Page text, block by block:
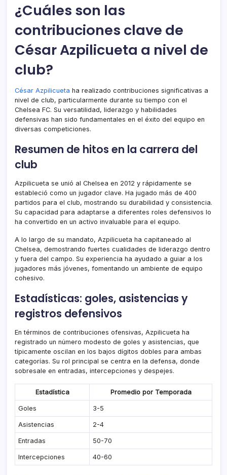
¿Cuáles son las
contribuciones clave de
César Azpilicueta a nivel de
club?
César Azpilicueta ha realizado contribuciones significativas a
nivel de club, particularmente durante su tiempo con el
Chelsea FC. Su versatilidad, liderazgo y habilidades
defensivas han sido fundamentales en el éxito del equipo en
diversas competiciones.
Resumen de hitos en la carrera del
club
Azpilicueta se unió al Chelsea en 2012 y rápidamente se
estableció como un jugador clave. Ha jugado más de 400
partidos para el club, mostrando su durabilidad y consistencia.
Su capacidad para adaptarse a diferentes roles defensivos lo
ha convertido en un activo invaluable para el equipo.
A lo largo de su mandato, Azpilicueta ha capitaneado al
Chelsea, demostrando fuertes cualidades de liderazgo dentro
y fuera del campo. Su experiencia ha ayudado a guiar a los
jugadores más jóvenes, fomentando un ambiente de equipo
cohesivo.
Estadísticas: goles, asistencias y
registros defensivos
En términos de contribuciones ofensivas, Azpilicueta ha
registrado un número modesto de goles y asistencias, que
típicamente oscilan en los bajos dígitos dobles para ambas
categorías. Su rol principal se centra en la defensa, donde
sobresale en entradas, intercepciones y despejes.
Estadística Promedio por Temporada
Goles 3-5
Asistencias 2-4
Entradas 50-70
Intercepciones 40-60